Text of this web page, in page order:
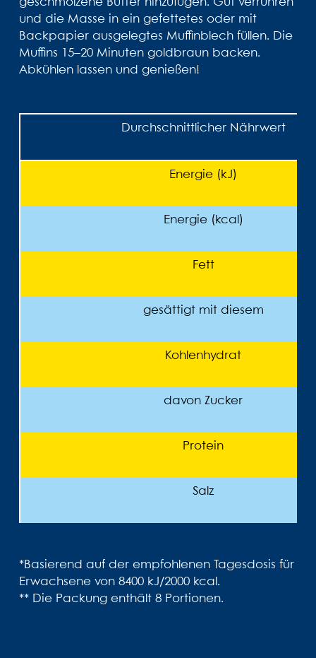
geschmolzene Butter hinzufügen. Gut verrühren
und die Masse in ein gefettetes oder mit
Backpapier ausgelegtes Muffinblech füllen. Die
Muffins 15–20 Minuten goldbraun backen.
Abkühlen lassen und genießen!
Durchschnittlicher Nährwert
Energie (kJ)
Energie (kcal)
Fett
gesättigt mit diesem
Kohlenhydrat
davon Zucker
Protein
Salz
*Basierend auf der empfohlenen Tagesdosis für
Erwachsene von 8400 kJ/2000 kcal.
** Die Packung enthält 8 Portionen.